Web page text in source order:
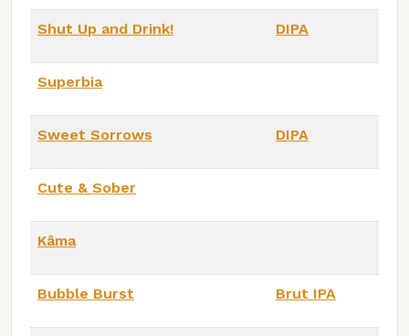
Shut Up and Drink! DIPA
Superbia
Sweet Sorrows DIPA
Cute & Sober
Kâma
Bubble Burst Brut IPA